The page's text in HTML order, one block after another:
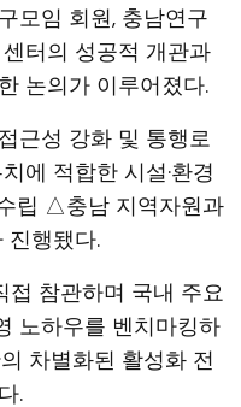
모임 회원, 충남연구
터의 성공적 개관과
논의가 이루어졌다.
근성 강화 및 통행로
에 적합한 시설·환경
립 △충남 지역자원과
진행됐다.
접 참관하며 국내 주요
노하우를 벤치마킹하
차별화된 활성화 전
.